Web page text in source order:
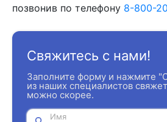
позвонив по телефону 8-800-
Свяжитесь с нами!
Заполните форму и нажмите
из наших специалистов
можно скорее.
Имя